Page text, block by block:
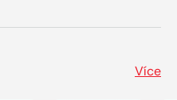
Více